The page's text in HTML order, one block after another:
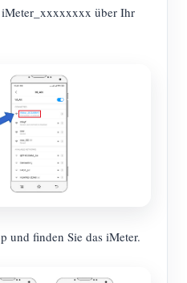
iMeter_xxxxxxxx über Ihr
und finden Sie das iMeter.